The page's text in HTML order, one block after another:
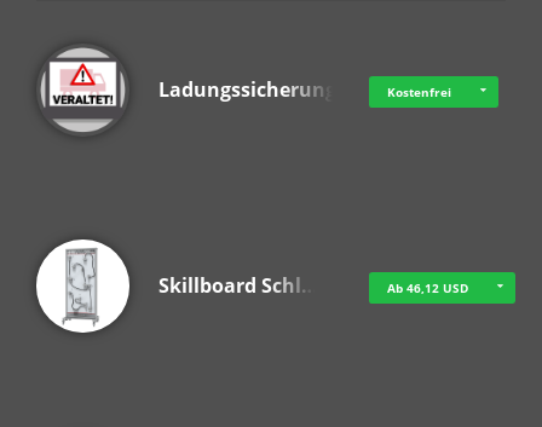
Ladungssicherung Kostenfrei
Skillboard Schl… Ab 46,12 USD